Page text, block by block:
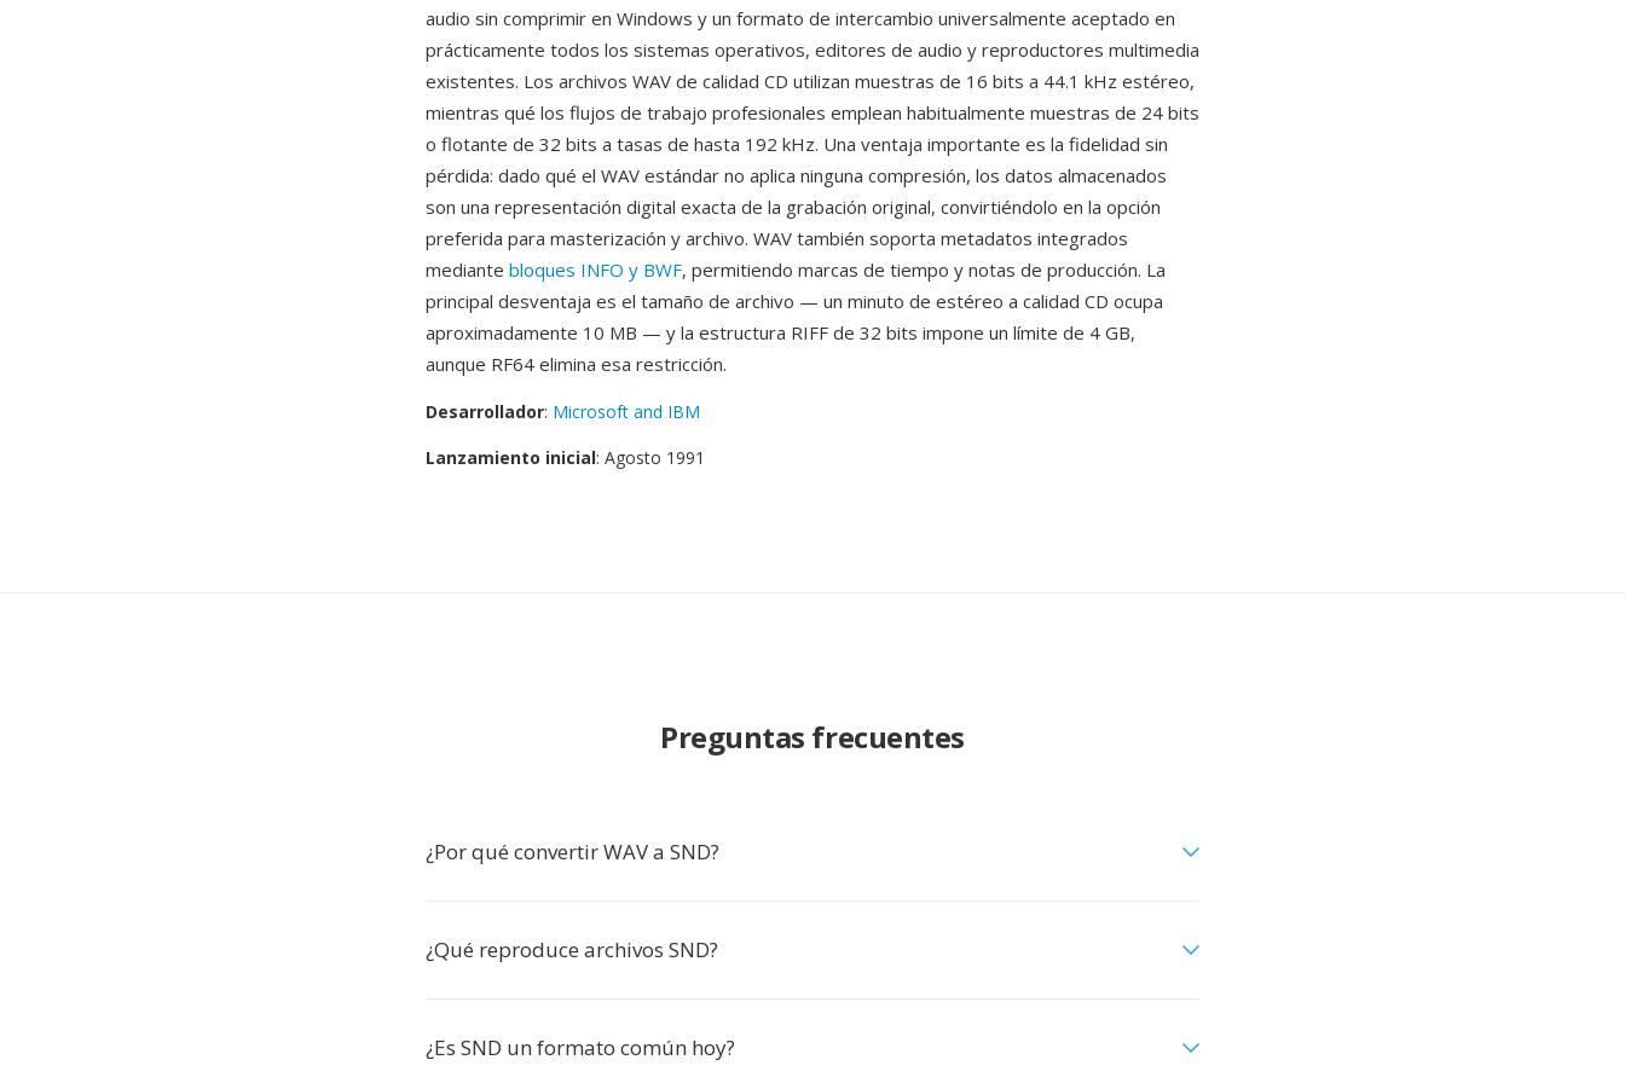
audio sin comprimir en Windows y un formato de intercambio universalmente aceptado en
prácticamente todos los sistemas operativos, editores de audio y reproductores multimedia
existentes. Los archivos WAV de calidad CD utilizan muestras de 16 bits a 44.1 kHz estéreo,
mientras qué los flujos de trabajo profesionales emplean habitualmente muestras de 24 bits
o flotante de 32 bits a tasas de hasta 192 kHz. Una ventaja importante es la fidelidad sin
pérdida: dado qué el WAV estándar no aplica ninguna compresión, los datos almacenados
son una representación digital exacta de la grabación original, convirtiéndolo en la opción
preferida para masterización y archivo. WAV también soporta metadatos integrados
mediante bloques INFO y BWF, permitiendo marcas de tiempo y notas de producción. La
principal desventaja es el tamaño de archivo — un minuto de estéreo a calidad CD ocupa
aproximadamente 10 MB — y la estructura RIFF de 32 bits impone un límite de 4 GB,
aunque RF64 elimina esa restricción.
Desarrollador: Microsoft and IBM
Lanzamiento inicial: Agosto 1991
Preguntas frecuentes
¿Por qué convertir WAV a SND?
¿Qué reproduce archivos SND?
¿Es SND un formato común hoy?